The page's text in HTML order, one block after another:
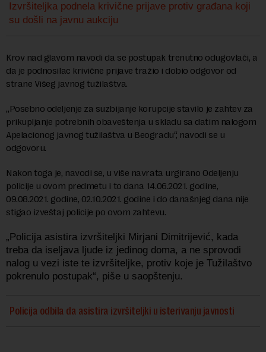
Izvršiteljka podnela krivične prijave protiv građana koji
su došli na javnu aukciju
Krov nad glavom navodi da se postupak trenutno odugovlači, a
da je podnosilac krivične prijave tražio i dobio odgovor od
strane Višeg javnog tužilaštva.
„Posebno odeljenje za suzbijanje korupcije stavilo je zahtev za
prikupljanje potrebnih obaveštenja u skladu sa datim nalogom
Apelacionog javnog tužilaštva u Beogradu“, navodi se u
odgovoru.
Nakon toga je, navodi se, u više navrata urgirano Odeljenju
policije u ovom predmetu i to dana 14.06.2021. godine,
09.08.2021. godine, 02.10.2021. godine i do današnjeg dana nije
stigao izveštaj policije po ovom zahtevu.
„Policija asistira izvršiteljki Mirjani Dimitrijević, kada
treba da iseljava ljude iz jedinog doma, a ne sprovodi
nalog u vezi iste te izvršiteljke, protiv koje je Tužilaštvo
pokrenulo postupak“, piše u saopštenju.
Policija odbila da asistira izvršiteljki u isterivanju javnosti